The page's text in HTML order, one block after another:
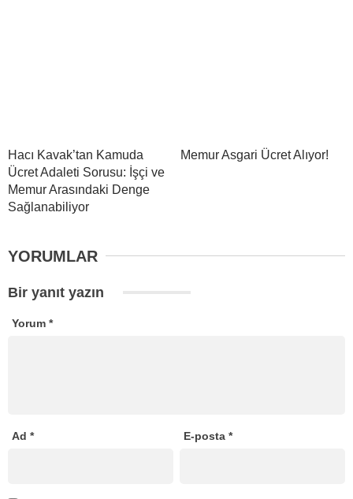
Hacı Kavak’tan Kamuda
Ücret Adaleti Sorusu: İşçi ve
Memur Arasındaki Denge
Sağlanabiliyor
Memur Asgari Ücret Alıyor!
YORUMLAR
Bir yanıt yazın
Yorum *
Ad * E-posta*